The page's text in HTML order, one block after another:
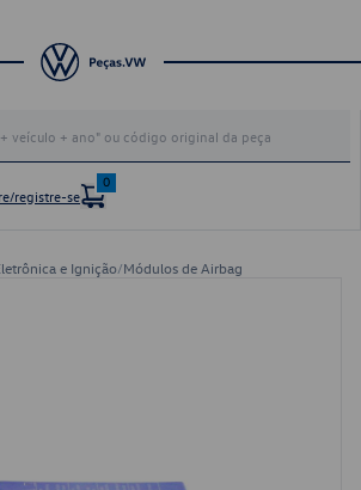
registre-se
0
e Ignição/Módulos de Airbag